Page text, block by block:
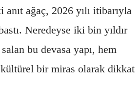
ağaç, 2026 yılı itibarıyla
Neredeyse iki bin yıldır
bu devasa yapı, hem
bir miras olarak dikkat